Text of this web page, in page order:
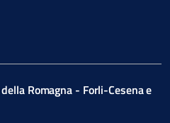
Romagna - Forli-Cesena e